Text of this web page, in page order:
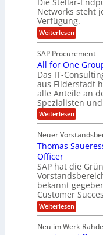
u
n
g
n
z
c
h
f
b
e
i
I
F
S
g
-
S
p
e
z
i
a
l
i
s
u
l
i
a
H
u
b
e
t
A
p
p
n
e
n
n
t
C
T
O
V
P
S
a
l
e
Networks steht
Verfügung.
Weiterlesen:
O
-
S
e
c
u
r
i
t
y
y
s
e
m
S
t
e
l
l
r
SAP Procurement
All for One
Das IT-
aus Filderstadt
alle Anteile an
Spezialisten
Weiterlesen:
A
l
f
r
O
n
e
G
r
o
p
Neuer
Thomas
Officer
SAP hat die
bekannt
Customer
Weiterlesen:
T
o
Neu im Werk